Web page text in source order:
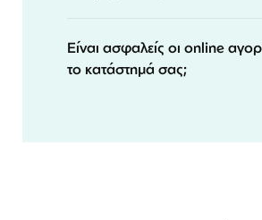
Είναι ασφαλείς οι online
το κατάστημά σας;